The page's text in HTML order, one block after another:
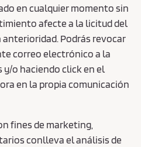
en cualquier momento sin
afecte a la licitud del
Podrás revocar
correo electrónico a la
y/o haciendo click en el
en la propia comunicación
fines de marketing,
conlleva el análisis de